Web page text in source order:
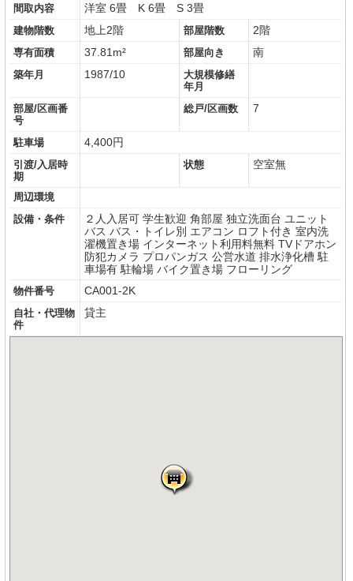
間取内容
洋室 6畳 K 6畳 S 3畳
建物階数 地上2階 部屋階数 2階
専有面積 37.81m² 部屋向き 南
築年月 1987/10
大規模修繕
年月
部屋/区画番
号
総戸/区画数 7
駐車場 4,400円
引渡/入居時
期
状態 空室無
周辺環境
設備・条件
２人入居可 学生歓迎 角部屋 独立洗面台 ユニット
バス バス・トイレ別 エアコン ロフト付き 室内洗
濯機置き場 インターネット利用料無料 TVドアホン
防犯カメラ プロパンガス 公営水道 排水浄化槽 駐
車場有 駐輪場 バイク置き場 フローリング
物件番号 CA001-2K
自社・代理物
件
貸主